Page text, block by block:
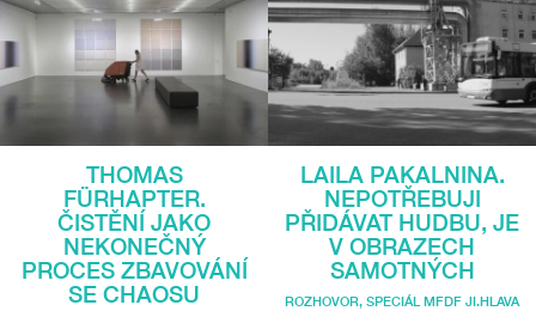
THOMAS
FÜRHAPTER.
ČISTĚNÍ JAKO
NEKONEČNÝ
PROCES ZBAVOVÁNÍ
SE CHAOSU
LAILA PAKALNINA.
NEPOTŘEBUJI
PŘIDÁVAT HUDBU, JE
V OBRAZECH
SAMOTNÝCH
ROZHOVOR, SPECIÁL MFDF JI.HLAVA